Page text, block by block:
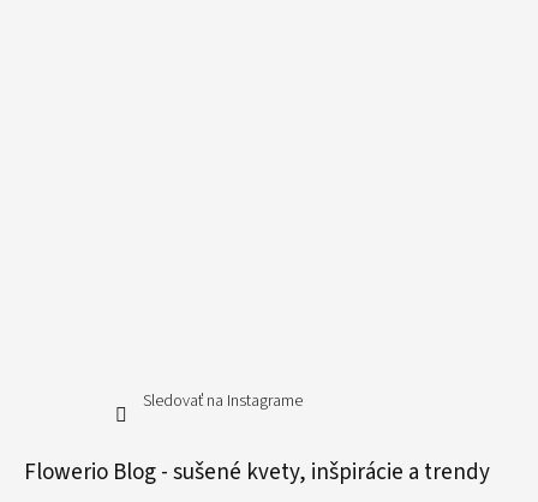
Sledovať na Instagrame
Flowerio Blog - sušené kvety, inšpirácie a trendy